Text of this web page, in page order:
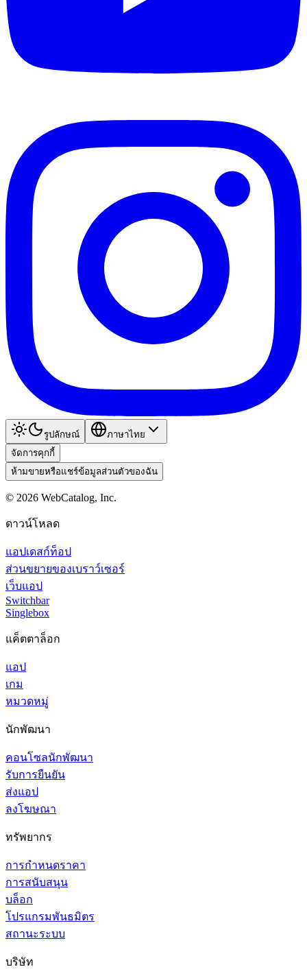
รูปลักษณ์
ภาษาไทย
จัดการคุกกี้
ห้ามขายหรือแชร์ข้อมูลส่วนตัวของฉัน
© 2026 WebCatalog, Inc.
ดาวน์โหลด
แอปเดสก์ท็อป
ส่วนขยายของเบราว์เซอร์
เว็บแอป
Switchbar
Singlebox
แค็ตตาล็อก
แอป
เกม
หมวดหมู่
นักพัฒนา
คอนโซลนักพัฒนา
รับการยืนยัน
ส่งแอป
ลงโฆษณา
ทรัพยากร
การกำหนดราคา
การสนับสนุน
บล็อก
โปรแกรมพันธมิตร
สถานะระบบ
บริษัท